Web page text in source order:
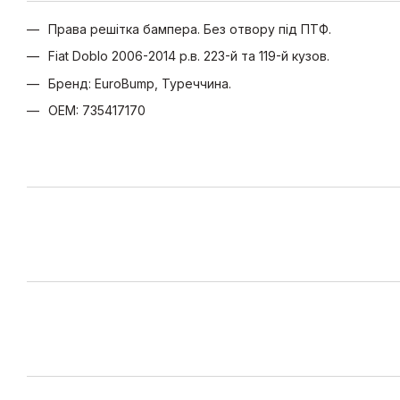
Права решітка бампера. Без отвору під ПТФ.
Fiat Doblo 2006-2014 р.в. 223-й та 119-й кузов.
Бренд: EuroBump, Туреччина.
OEM: 735417170